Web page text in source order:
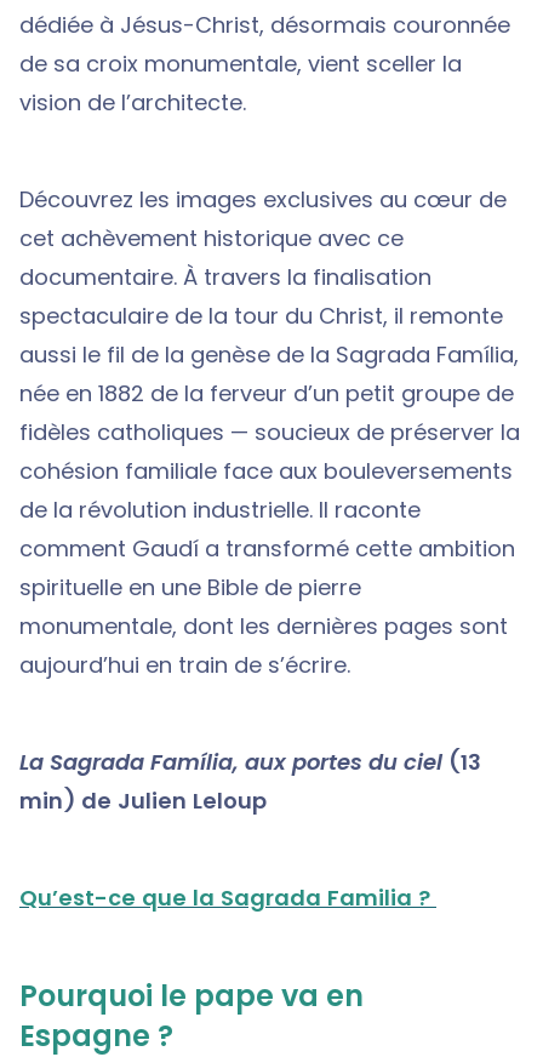
dédiée à Jésus-Christ, désormais couronnée
de sa croix monumentale, vient sceller la
vision de l’architecte.
Découvrez les images exclusives au cœur de
cet achèvement historique avec ce
documentaire. À travers la finalisation
spectaculaire de la tour du Christ, il remonte
aussi le fil de la genèse de la Sagrada Família,
née en 1882 de la ferveur d’un petit groupe de
fidèles catholiques — soucieux de préserver la
cohésion familiale face aux bouleversements
de la révolution industrielle. Il raconte
comment Gaudí a transformé cette ambition
spirituelle en une Bible de pierre
monumentale, dont les dernières pages sont
aujourd’hui en train de s’écrire.
La Sagrada Família, aux portes du ciel (13
min) de Julien Leloup
Qu’est-ce que la Sagrada Familia ?
Pourquoi le pape va en
Espagne ?